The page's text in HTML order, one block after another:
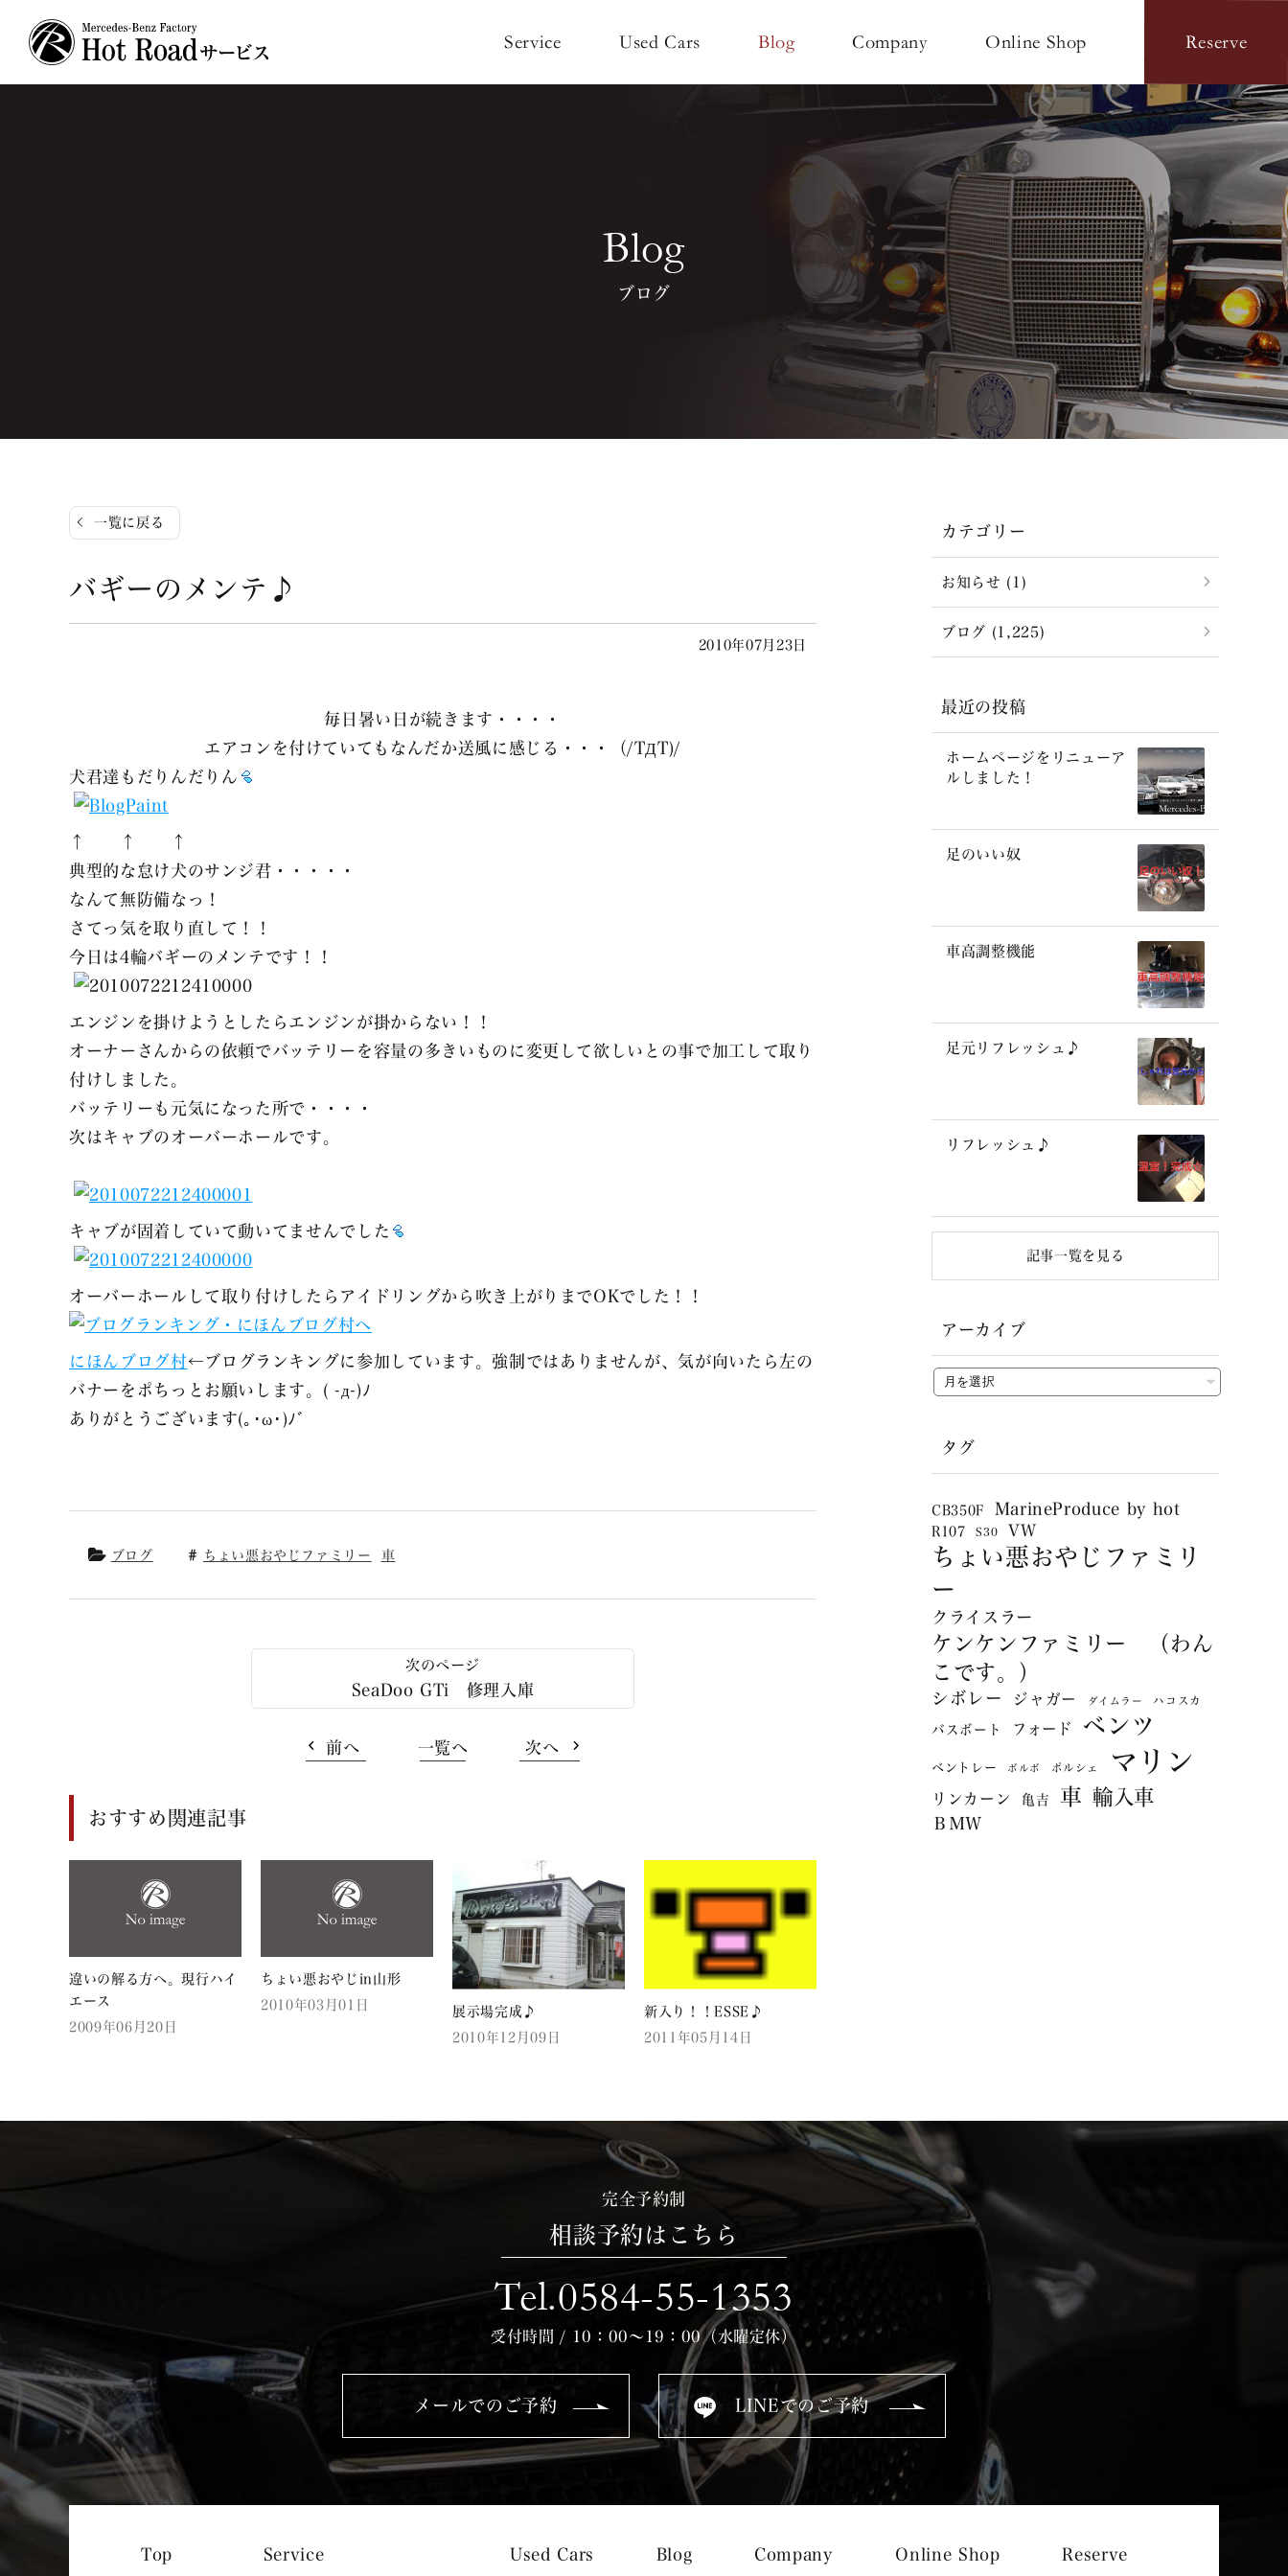
Service Used Cars Blog Company Online Shop Reserve
Blog
ブログ
一覧に戻る
バギーのメンテ♪
2010年07月23日
毎日暑い日が続きます・・・・
エアコンを付けていてもなんだか送風に感じる・・・（/TДT)/
犬君達もだりんだりん
↑ ↑ ↑
典型的な怠け犬のサンジ君・・・・・
なんて無防備なっ！
さてっ気を取り直して！！
今日は4輪バギーのメンテです！！
エンジンを掛けようとしたらエンジンが掛からない！！
オーナーさんからの依頼でバッテリーを容量の多きいものに変更して欲しいとの事で加工して取り
付けしました。
バッテリーも元気になった所で・・・・
次はキャブのオーバーホールです。
キャブが固着していて動いてませんでした
オーバーホールして取り付けしたらアイドリングから吹き上がりまでOKでした！！
にほんブログ村←ブログランキングに参加しています。強制ではありませんが、気が向いたら左の
バナーをポちっとお願いします。( -д-)ﾉ
ありがとうございます(｡･ω･)ﾉﾞ
ブログ ちょい悪おやじファミリー 車
SeaDoo GTi 修理入庫
前へ 一覧へ 次へ
おすすめ関連記事
違いの解る方へ。現行ハイ
エース
2009年06月20日
ちょい悪おやじin山形
2010年03月01日
展示場完成♪
2010年12月09日
新入り！！ESSE♪
2011年05月14日
カテゴリー
お知らせ (1)
ブログ (1,225)
最近の投稿
ホームページをリニューア
ルしました！
足のいい奴
車高調整機能
足元リフレッシュ♪
リフレッシュ♪
記事一覧を見る
アーカイブ
タグ
CB350F MarineProduce by hot
R107 S30 VW
ちょい悪おやじファミリ
ー
クライスラー
ケンケンファミリー （わん
こです。）
シボレー ジャガー ダイムラー ハコスカ
バスボート フォード ベンツ
ベントレー ボルボ ポルシェ マリン
リンカーン 亀吉 車 輸入車
ＢＭＷ
完全予約制
相談予約はこちら
Tel.0584-55-1353
受付時間 / 10：00～19：00（水曜定休）
メールでのご予約 LINEでのご予約
Service Used Cars Blog Company Online Shop Reserve